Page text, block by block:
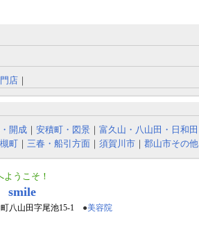
店 ｜
開成 ｜ 安積町・図景 ｜ 富久山・八山田・日和田
町 ｜ 三春・船引方面 ｜ 須賀川市 ｜ 郡山市その他
うこそ！
smile
八山田字尾池15-1 ●美容院